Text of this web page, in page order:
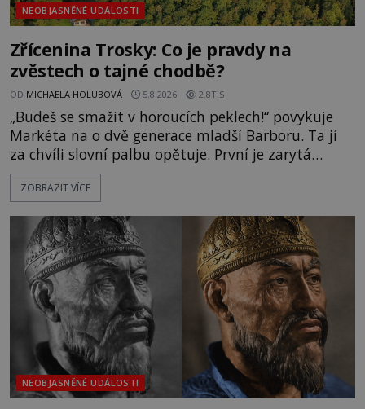
NEOBJASNĚNÉ UDÁLOSTI
Zřícenina Trosky: Co je pravdy na
zvěstech o tajné chodbě?
OD MICHAELA HOLUBOVÁ 5.8.2026 2.8TIS
„Budeš se smažit v horoucích peklech!“ povykuje
Markéta na o dvě generace mladší Barboru. Ta jí
za chvíli slovní palbu opětuje. První je zarytá
katolička, druhá přesvědčená kališnice. A každá z
nich se usídlí na jedné z věží slavného hradu
mezi vůdce protihusitského boje. Za manželku má
skutečně jistou
ZOBRAZIT VÍCE
NEOBJASNĚNÉ UDÁLOSTI